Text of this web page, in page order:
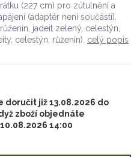
(227 cm) pro zútulnění a
(adaptér není součástí).
jadeit zelený, celestýn,
celestýn, růženín). celý popis
doručit již 13.08.2026 do
zboží objednáte
14:00